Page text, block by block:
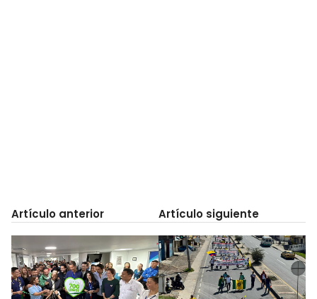
Artículo anterior Artículo siguiente